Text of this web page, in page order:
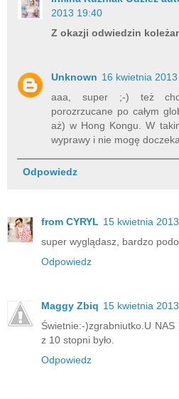
2013 19:40
Z okazji odwiedzin
Unknown 16 kwietnia
aaa, super ;-) też
porozrzucane po całym
aż) w Hong Kongu. W
wyprawy i nie mogę
Odpowiedz
from CYRYL 15 kwietnia
super wyglądasz, bardzo
Odpowiedz
Maggy Zbiq 15 kwietnia
Świetnie:-)zgrabniutko.U NAS
z 10 stopni było.
Odpowiedz